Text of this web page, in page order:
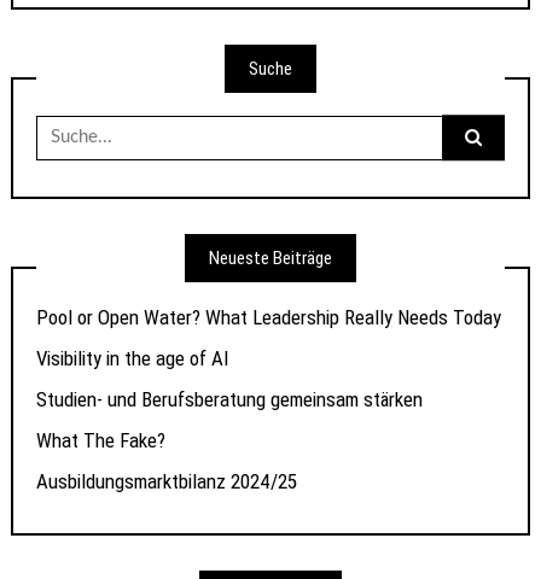
Suche
Suche
nach:
Neueste Beiträge
Pool or Open Water? What Leadership Really Needs Today
Visibility in the age of AI
Studien- und Berufsberatung gemeinsam stärken
What The Fake?
Ausbildungsmarktbilanz 2024/25